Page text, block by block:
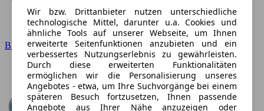
BMW
Wir bzw. Drittanbieter nutzen unterschiedliche
technologische Mittel, darunter u.a. Cookies und
ähnliche Tools auf unserer Webseite, um Ihnen
erweiterte Seitenfunktionen anzubieten und ein
verbessertes Nutzungserlebnis zu gewährleisten.
Durch diese erweiterten Funktionalitäten
ermöglichen wir die Personalisierung unseres
Angebotes - etwa, um Ihre Suchvorgänge bei einem
späteren Besuch fortzusetzen, Ihnen passende
Angebote aus Ihrer Nähe anzuzeigen oder